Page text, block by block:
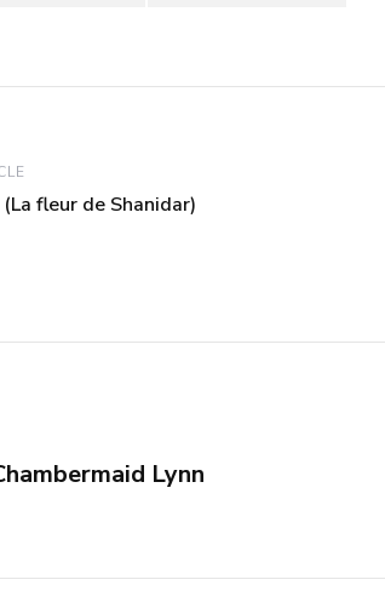
fleur de Shanidar)
Lynn